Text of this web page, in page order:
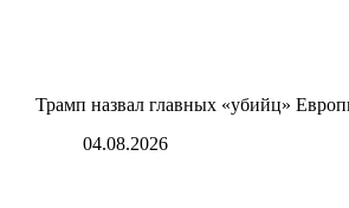
Трамп назвал главных «убийц»
04.08.2026